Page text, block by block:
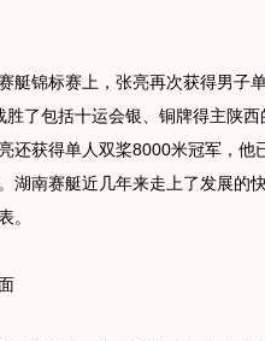
锦标赛上，张亮再次获得男子
胜了包括十运会银、铜牌得主陕
还获得单人双桨8000米冠军，他
湖南赛艇近几年来走上了发展的
。